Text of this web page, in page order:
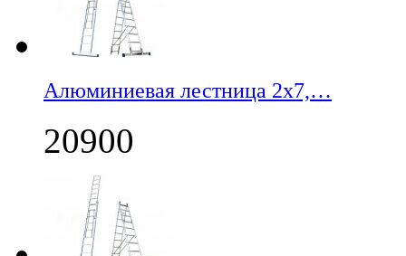
Алюминиевая лестница 2х7,…
20900